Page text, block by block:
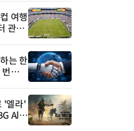
여행
관광
는 한
째
'엘라'
All